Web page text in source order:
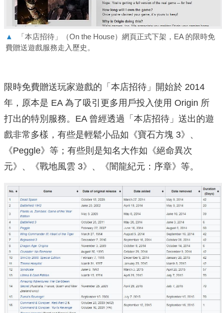
▲
「本店招待」（On the House）網頁正式下架，EA 的限時免
費贈送遊戲服務走入歷史。
限時免費贈送玩家遊戲的「本店招待」開始於 2014
年，原本是 EA 為了吸引更多用戶投入使用 Origin 所
打出的特別服務。EA 曾經透過「本店招待」送出的遊
戲非常多樣，有些是輕鬆小品如《寶石方塊 3》、
《Peggle》等；有些則是知名大作如《絕命異次
元》、《戰地風雲 3》、《闇龍紀元：序章》等。